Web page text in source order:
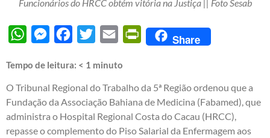
Funcionários do HRCC obtém vitória na Justiça || Foto Sesab
WhatsAppMessengerFacebook
Twitter Email PrintFriendly
Share
Tempo de leitura: < 1 minuto
O Tribunal Regional do Trabalho da 5ª Região ordenou que a
Fundação da Associação Bahiana de Medicina (Fabamed), que
administra o Hospital Regional Costa do Cacau (HRCC),
repasse o complemento do Piso Salarial da Enfermagem aos